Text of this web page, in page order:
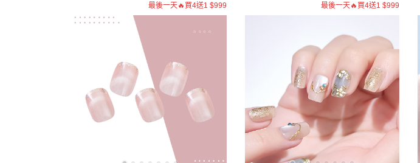
最後一天🔥買4送1 $999 最後一天🔥買4送1 $999